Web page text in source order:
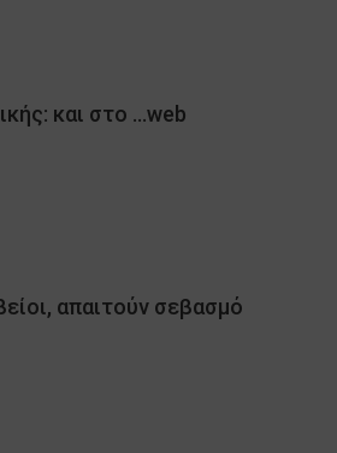
και στο …web
απαιτούν σεβασμό